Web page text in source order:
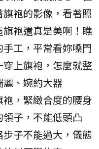
袍的影像，看著照
袍還真是美啊！瞧
工，平常看妳嗓門
上旗袍，怎麼就整
、婉約大器
，緊緻合度的腰身
子，不能低頭凸
子不能過大，儀態